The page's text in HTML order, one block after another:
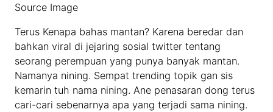
Source Image
Terus Kenapa bahas mantan? Karena beredar dan
bahkan viral di jejaring sosial twitter tentang
seorang perempuan yang punya banyak mantan.
Namanya nining. Sempat trending topik gan sis
kemarin tuh nama nining. Ane penasaran dong terus
cari-cari sebenarnya apa yang terjadi sama nining.